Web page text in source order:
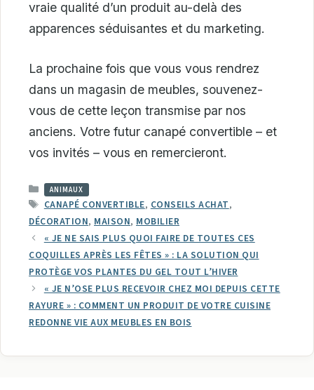
vraie qualité d’un produit au-delà des
apparences séduisantes et du marketing.
La prochaine fois que vous vous rendrez
dans un magasin de meubles, souvenez-
vous de cette leçon transmise par nos
anciens. Votre futur canapé convertible – et
vos invités – vous en remercieront.
CATÉGORIES
ANIMAUX
ÉTIQUETTES
CANAPÉ CONVERTIBLE, CONSEILS ACHAT,
DÉCORATION, MAISON, MOBILIER
« JE NE SAIS PLUS QUOI FAIRE DE TOUTES CES
COQUILLES APRÈS LES FÊTES » : LA SOLUTION QUI
PROTÈGE VOS PLANTES DU GEL TOUT L’HIVER
« JE N’OSE PLUS RECEVOIR CHEZ MOI DEPUIS CETTE
RAYURE » : COMMENT UN PRODUIT DE VOTRE CUISINE
REDONNE VIE AUX MEUBLES EN BOIS